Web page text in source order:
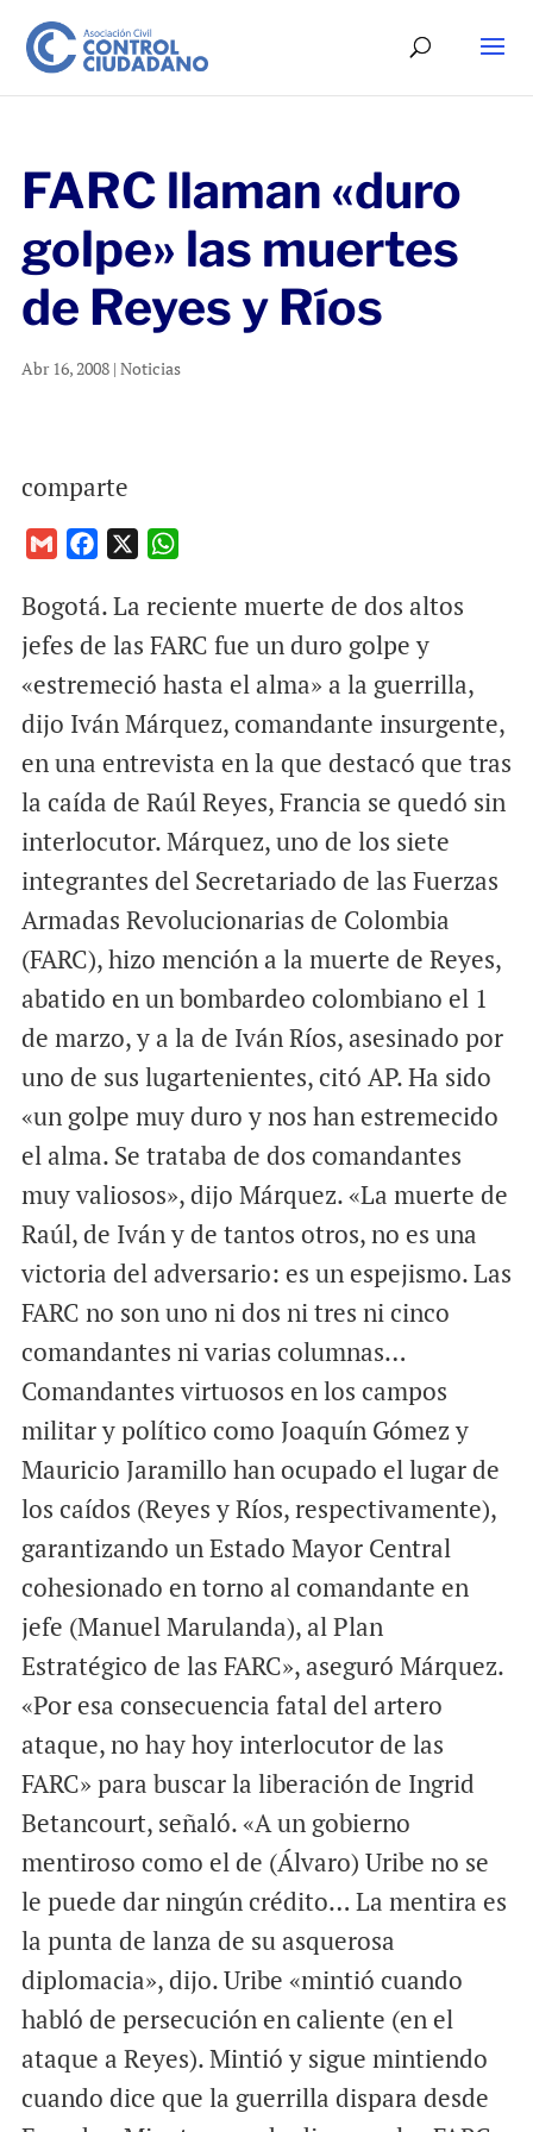
FARC llaman «duro
golpe» las muertes
de Reyes y Ríos
Abr 16, 2008| Noticias
comparte
a
i
c
e
o
o
k
a
t
A
p
p
Bogotá. La reciente muerte de dos altos
jefes de las FARC fue un duro golpe y
«estremeció hasta el alma» a la guerrilla,
dijo Iván Márquez, comandante insurgente,
en una entrevista en la que destacó que tras
la caída de Raúl Reyes, Francia se quedó sin
interlocutor. Márquez, uno de los siete
integrantes del Secretariado de las Fuerzas
Armadas Revolucionarias de Colombia
(FARC), hizo mención a la muerte de Reyes,
abatido en un bombardeo colombiano el 1
de marzo, y a la de Iván Ríos, asesinado por
uno de sus lugartenientes, citó AP. Ha sido
«un golpe muy duro y nos han estremecido
el alma. Se trataba de dos comandantes
muy valiosos», dijo Márquez. «La muerte de
Raúl, de Iván y de tantos otros, no es una
victoria del adversario: es un espejismo. Las
FARC no son uno ni dos ni tres ni cinco
comandantes ni varias columnas…
Comandantes virtuosos en los campos
militar y político como Joaquín Gómez y
Mauricio Jaramillo han ocupado el lugar de
los caídos (Reyes y Ríos, respectivamente),
garantizando un Estado Mayor Central
cohesionado en torno al comandante en
jefe (Manuel Marulanda), al Plan
Estratégico de las FARC», aseguró Márquez.
«Por esa consecuencia fatal del artero
ataque, no hay hoy interlocutor de las
FARC» para buscar la liberación de Ingrid
Betancourt, señaló. «A un gobierno
mentiroso como el de (Álvaro) Uribe no se
le puede dar ningún crédito… La mentira es
la punta de lanza de su asquerosa
diplomacia», dijo. Uribe «mintió cuando
habló de persecución en caliente (en el
ataque a Reyes). Mintió y sigue mintiendo
cuando dice que la guerrilla dispara desde